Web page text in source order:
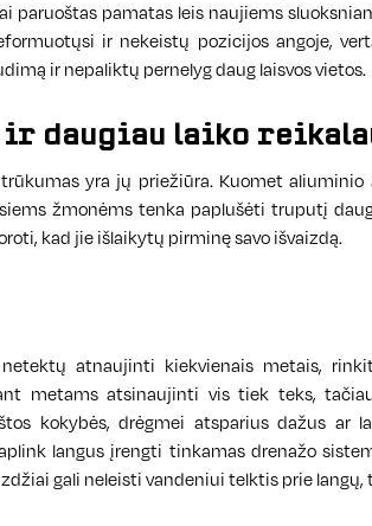
paruoštas pamatas leis naujiems
ir nekeistų pozicijos angoje,
ir nepaliktų pernelyg daug laisvos vietos.
ir daugiau laiko
yra jų priežiūra. Kuomet
žmonėms tenka paplušėti truputį
kad jie išlaikytų pirminę savo išvaizdą.
atnaujinti kiekvienais metais,
metams atsinaujinti vis tiek teks,
kokybės, drėgmei atsparius dažus ar
langus įrengti tinkamas drenažo
gali neleisti vandeniui telktis prie langų,